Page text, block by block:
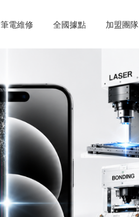
筆電維修 全國據點 加盟團隊